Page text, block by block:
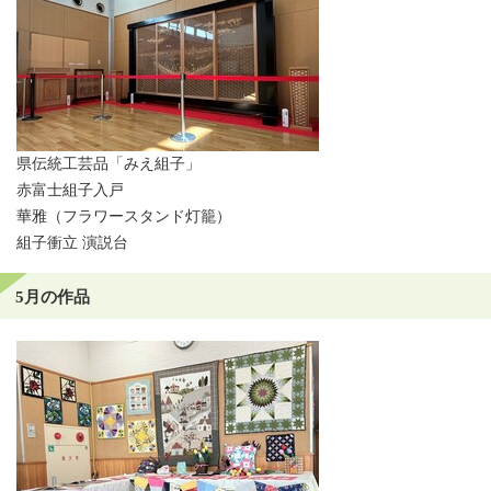
県伝統工芸品「みえ組子」
赤富士組子入戸
華雅（フラワースタンド灯籠）
組子衝立 演説台
5月の作品